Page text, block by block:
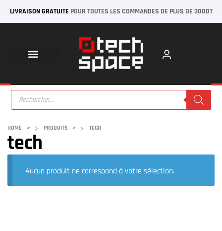
LIVRAISON GRATUITE POUR TOUTES LES COMMANDES DE PLUS DE 300DT
HOME > PRODUITS > TECH
tech
Aucun produit ne correspond à votre sélection.